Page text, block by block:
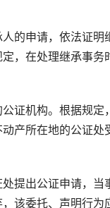
申请，依法证明
，在处理继承事
机构。根据规定
产所在地的公证
出公证申请，当
该委托、声明行